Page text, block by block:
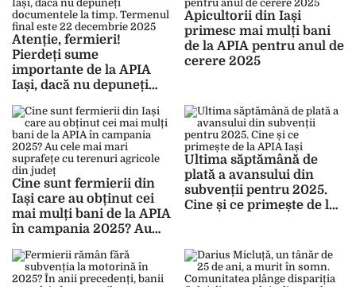
Atenție, fermieri!
Pierdeți sume
importante de la APIA
Iași, dacă nu depuneți
Termenul final este 22
decembrie 2025
Apicultorii din Iași
primesc mai mulți bani
de la APIA pentru anul de
cerere 2025
Cine sunt fermierii din
Iași care au obținut cei
mai mulți bani de la APIA
în campania 2025? Au
cu terenuri agricole din
județ
Ultima săptămână de
plată a avansului din
subvenții pentru 2025.
Cine și ce primește de la